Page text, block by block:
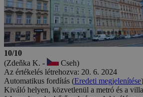
10/10
(Zdeňka K. -
Cseh)
Az értékelés létrehozva: 20. 6. 2024
Automatikus fordítás (Eredeti megjelenítése)
Kiváló helyen, közvetlenül a metró és a